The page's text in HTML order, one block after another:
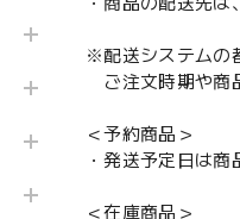
※配送システムの
ご注文時期や商
＜予約商品＞
・発送予定日は商
＜在庫商品＞